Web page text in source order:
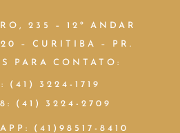
235 – 12º ANDAR
– CURITIBA – PR.
PARA CONTATO:
(41) 3224-1719
(41) 3224-2709
(41)98517-8410